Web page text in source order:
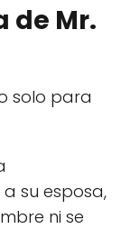
de Mr.
solo para
su esposa,
ni se